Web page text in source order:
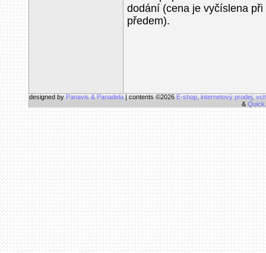
dodání (cena je vyčíslena
předem).
designed by Panavis & Panadela | contents ©2026 E-shop, internetový prodej,
&